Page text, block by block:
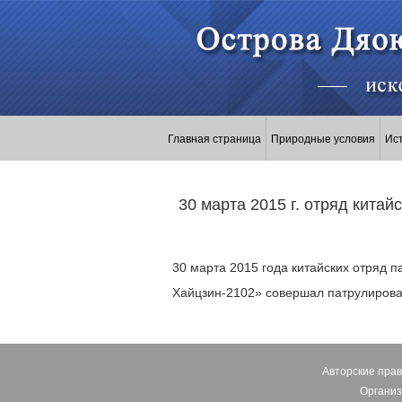
Главная страница Природные условия
30 марта 2015 г. отряд
30 марта 2015 года китайских отряд
Хайцзин-2102» совершал
Авторские